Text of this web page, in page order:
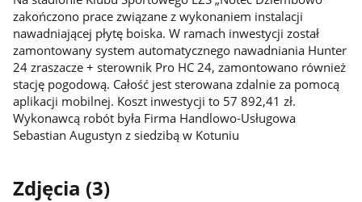
zakończono prace związane z wykonaniem instalacji
nawadniającej płytę boiska. W ramach inwestycji został
zamontowany system automatycznego nawadniania Hunter
24 zraszacze + sterownik Pro HC 24, zamontowano również
stację pogodową. Całość jest sterowana zdalnie za pomocą
aplikacji mobilnej. Koszt inwestycji to 57 892,41 zł.
Wykonawcą robót była Firma Handlowo-Usługowa
Sebastian Augustyn z siedzibą w Kotuniu
Zdjęcia (3)